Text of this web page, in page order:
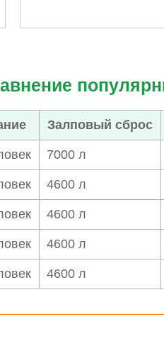
Залповый сброс
7000 л
4600 л
4600 л
4600 л
4600 л